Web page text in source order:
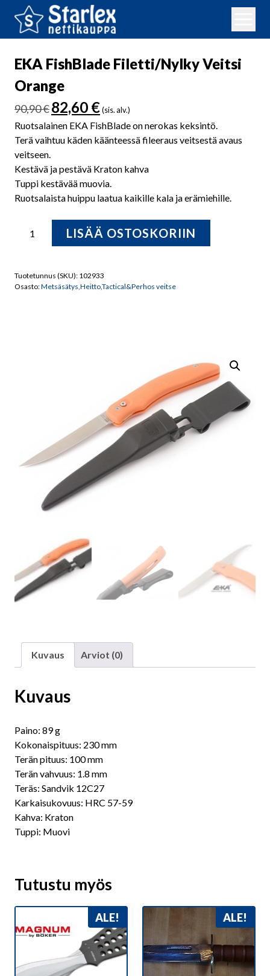
EKA FishBlade Filetti/Nylky Veitsi
Orange
90,90€ Alkuperäinen
hinta
oli:
90,90 €.
82,60 €Nykyinen
hinta
on:
82,60 €.
(sis. alv.)
Ruotsalainen EKA FishBlade on nerokas keksintö.
Terä vaihtuu käden käänteessä fileeraus veitsestä avaus
veitseen.
Kestävä ja pestävä Kraton kahva
Tuppi kestävää muovia.
Ruotsalaista huippu laatua kaikille kala ja erämiehille.
FishBlade
Orange
LISÄÄ OSTOSKORIIN
Tuotetunnus (SKU): 102933
Osasto:Metsäsätys,Heitto,Tactical&Perhos veitse
Kuvaus Arviot (0)
Kuvaus
Paino: 89 g
Kokonaispituus: 230 mm
Terän pituus: 100 mm
Terän vahvuus: 1.8 mm
Teräs: Sandvik 12C27
Karkaisukovuus: HRC 57-59
Kahva: Kraton
Tuppi: Muovi
Tutustu myös
ALE! ALE!